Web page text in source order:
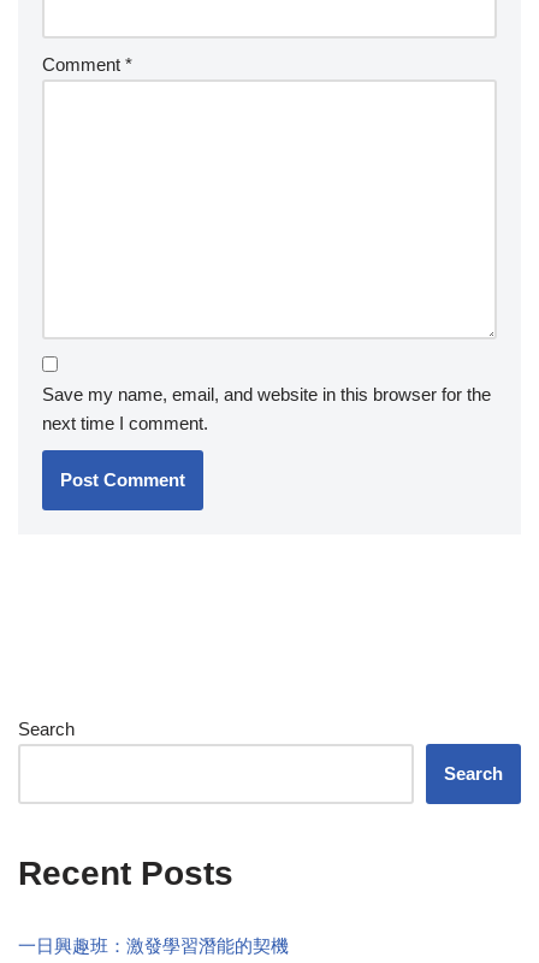
Comment *
Save my name, email, and website in this browser for the
next time I comment.
Search
Search
Recent Posts
一日興趣班：激發學習潛能的契機